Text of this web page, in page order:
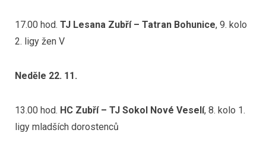
17.00 hod. TJ Lesana Zubří – Tatran Bohunice, 9. kolo
2. ligy žen V
Neděle 22. 11.
13.00 hod. HC Zubří – TJ Sokol Nové Veselí, 8. kolo 1.
ligy mladších dorostenců